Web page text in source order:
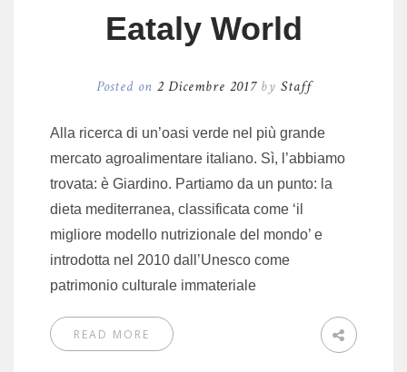
Eataly World
Posted on 2 Dicembre 2017 by Staff
Alla ricerca di un’oasi verde nel più grande
mercato agroalimentare italiano. Sì, l’abbiamo
trovata: è Giardino. Partiamo da un punto: la
dieta mediterranea, classificata come ‘il
migliore modello nutrizionale del mondo’ e
introdotta nel 2010 dall’Unesco come
patrimonio culturale immateriale
READ MORE